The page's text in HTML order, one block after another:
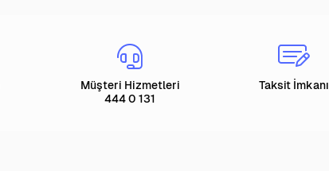
Müşteri Hizmetleri
444 0 131
Taksit İmkanı